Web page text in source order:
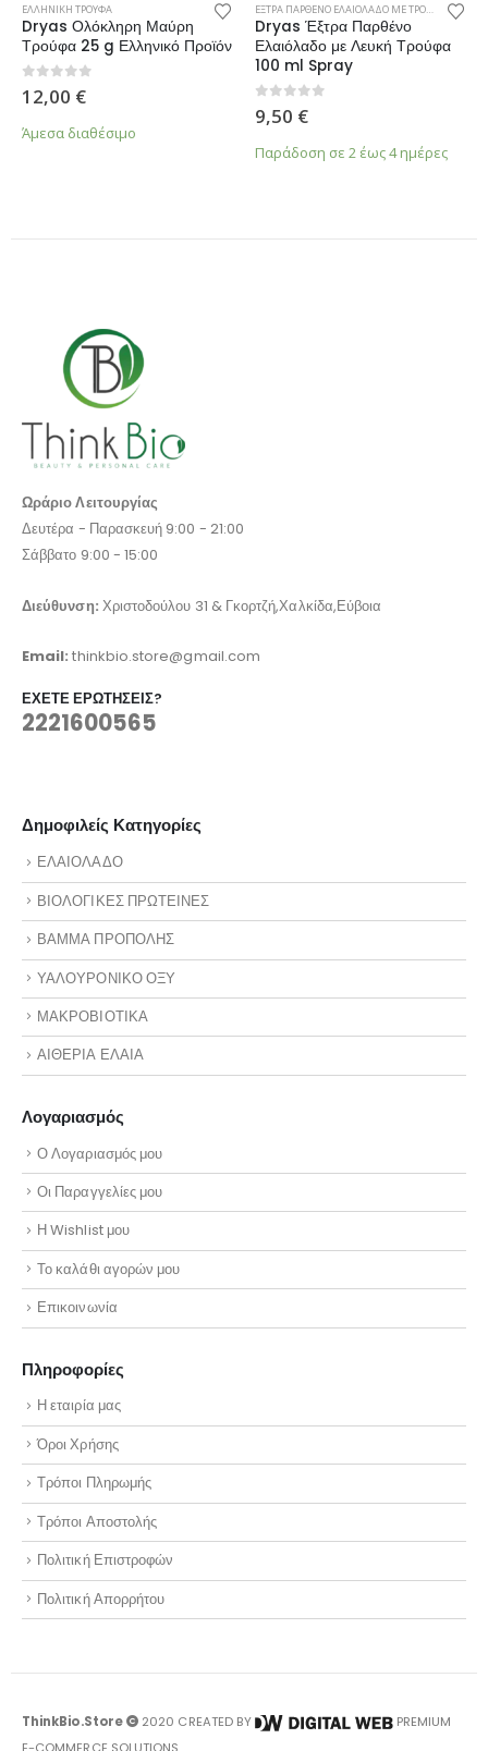
ΕΛΛΗΝΙΚΗ ΤΡΟΥΦΑ
Dryas Ολόκληρη Μαύρη
Τρούφα 25 g Ελληνικό Προϊόν
0 από 5
12,00 €
Άμεσα διαθέσιμο
,ΝΕΕΣ
Dryas Έξτρα Παρθένο
Ελαιόλαδο με Λευκή Τρούφα
100 ml Spray
0 από 5
9,50 €
Παράδοση σε 2 έως 4 ημέρες
Ωράριο Λειτουργίας
Δευτέρα - Παρασκευή 9:00 - 21:00
Σάββατο 9:00 - 15:00
Διεύθυνση: Χριστοδούλου 31 & Γκορτζή,Χαλκίδα,Εύβοια
Email:thinkbio.store@gmail.com
ΈΧΕΤΕ ΕΡΩΤΉΣΕΙΣ?
2221600565
Δημοφιλείς Κατηγορίες
ΕΛΑΙΟΛΑΔΟ
ΒΙΟΛΟΓΙΚΕΣ ΠΡΩΤΕΙΝΕΣ
ΒΑΜΜΑ ΠΡΟΠΟΛΗΣ
ΥΑΛΟΥΡΟΝΙΚΟ ΟΞΥ
ΜΑΚΡΟΒΙΟΤΙΚΑ
ΑΙΘΕΡΙΑ ΕΛΑΙΑ
Λογαριασμός
Ο Λογαριασμός μου
Οι Παραγγελίες μου
Η Wishlist μου
Το καλάθι αγορών μου
Επικοινωνία
Πληροφορίες
Η εταιρία μας
Όροι Χρήσης
Τρόποι Πληρωμής
Τρόποι Αποστολής
Πολιτική Επιστροφών
Πολιτική Απορρήτου
ThinkBio.Store 2020 CREATED BY
PREMIUM